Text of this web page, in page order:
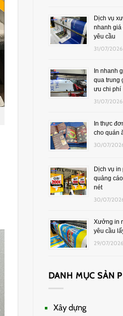
Dịch vụ
nhanh giá
yêu cầu
31/07/2026
In nhanh
qua trung
ưu chi phí
31/07/2026
In thực
cho quán
30/07/
Dịch vụ in
quảng
nét
30/07/
Xưởng in
yêu cầu
29/07/2026
DANH MỤC SẢN
Xây dựng